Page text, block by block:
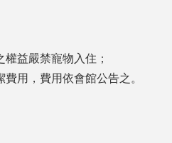
益嚴禁寵物入住；
用，費用依會館公告之。